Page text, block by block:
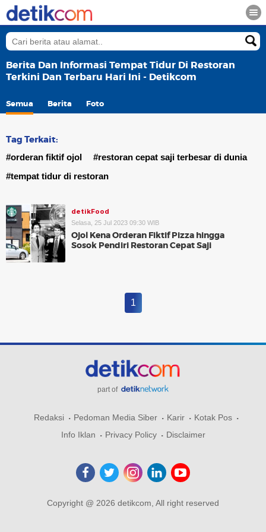
Berita Dan Informasi Tempat Tidur Di Restoran
Terkini Dan Terbaru Hari Ini - Detikcom
Semua Berita Foto
Tag Terkait:
#orderan fiktif ojol
#restoran cepat saji terbesar di dunia
#tempat tidur di restoran
detikFood
Selasa, 25 Jul 2023 09:30 WIB
Ojol Kena Orderan Fiktif Pizza hingga
Sosok Pendiri Restoran Cepat Saji
1
part of
Redaksi Pedoman Media Siber Karir
Kotak Pos
Info Iklan
Privacy Policy Disclaimer
Copyright @ 2026 detikcom, All right reserved